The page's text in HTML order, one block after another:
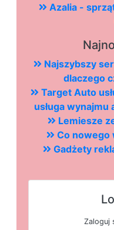
Azalia -
Najszybszy
dlaczego
Target Auto
usługa
Lemiesze
Co nowego
Gadżety
Zaloguj